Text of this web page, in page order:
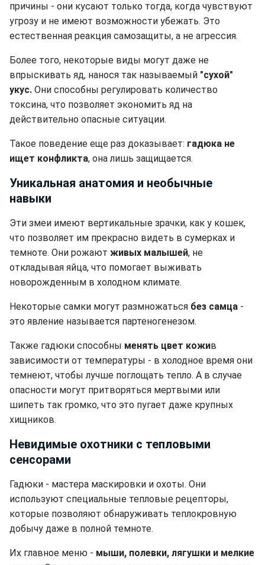
причины - они кусают только тогда, когда чувствуют
угрозу и не имеют возможности убежать. Это
естественная реакция самозащиты, а не агрессия.
Более того, некоторые виды могут даже не
впрыскивать яд, нанося так называемый "сухой"
укус. Они способны регулировать количество
токсина, что позволяет экономить яд на
действительно опасные ситуации.
Такое поведение еще раз доказывает: гадюка не
ищет конфликта, она лишь защищается.
Уникальная анатомия и необычные
навыки
Эти змеи имеют вертикальные зрачки, как у кошек,
что позволяет им прекрасно видеть в сумерках и
темноте. Они рожают живых малышей, не
откладывая яйца, что помогает выживать
новорожденным в холодном климате.
Некоторые самки могут размножаться без самца -
это явление называется партеногенезом.
Также гадюки способны менять цвет кожив
зависимости от температуры - в холодное время они
темнеют, чтобы лучше поглощать тепло. А в случае
опасности могут притворяться мертвыми или
шипеть так громко, что это пугает даже крупных
хищников.
Невидимые охотники с тепловыми
сенсорами
Гадюки - мастера маскировки и охоты. Они
используют специальные тепловые рецепторы,
которые позволяют обнаруживать теплокровную
добычу даже в полной темноте.
Их главное меню - мыши, полевки, лягушки и мелкие